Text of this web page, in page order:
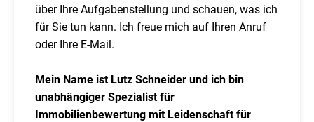
über Ihre Aufgabenstellung und schauen, was ich
für Sie tun kann. Ich freue mich auf Ihren Anruf
oder Ihre E-Mail.
Mein Name ist Lutz Schneider und ich bin
unabhängiger Spezialist für
Immobilienbewertung mit Leidenschaft für